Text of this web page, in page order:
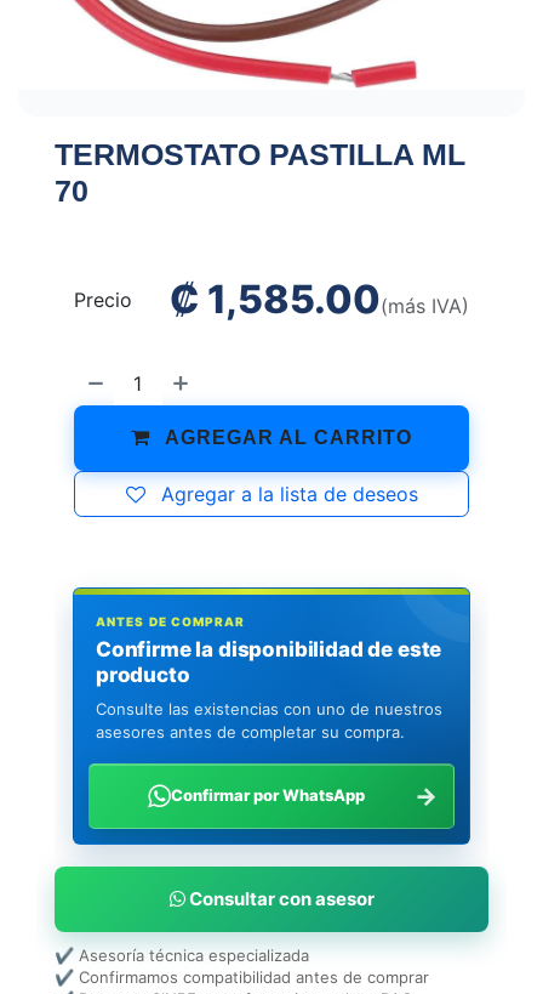
TERMOSTATO PASTILLA ML
70
AGREGAR AL CARRITO
Agregar a la lista de deseos
Precio ₡ 1,585.00(más IVA)
ANTES DE COMPRAR
Confirme la disponibilidad de este
producto
Consulte las existencias con uno de nuestros
asesores antes de completar su compra.
Confirmar por WhatsApp →
Consultar con asesor
✔ Asesoría técnica especializada
✔ Confirmamos compatibilidad antes de comprar